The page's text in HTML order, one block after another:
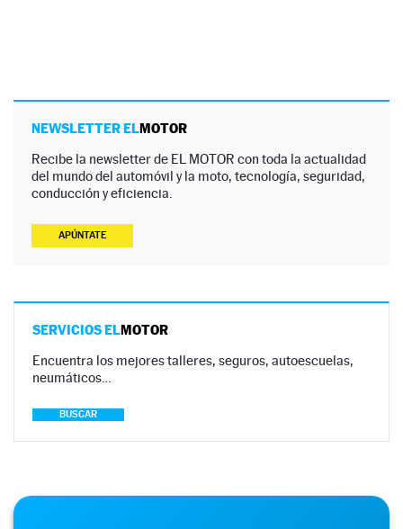
NEWSLETTER ELMOTOR
Recibe la newsletter de EL MOTOR con toda la actualidad
del mundo del automóvil y la moto, tecnología, seguridad,
conducción y eficiencia.
APÚNTATE
SERVICIOS ELMOTOR
Encuentra los mejores talleres, seguros, autoescuelas,
neumáticos…
BUSCAR